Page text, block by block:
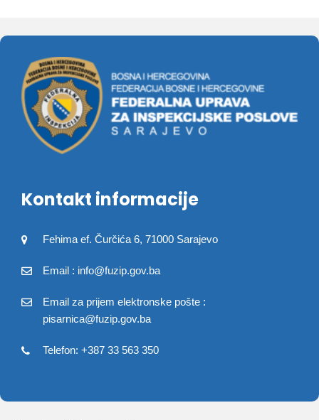
Kontakt informacije
Fehima ef. Čurčića 6, 71000 Sarajevo
Email : info@fuzip.gov.ba
Email za prijem elektronske pošte :
pisarnica@fuzip.gov.ba
Telefon: +387 33 563 350